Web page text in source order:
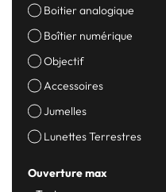
Boitier analogique
Boîtier numérique
Objectif
Accessoires
Jumelles
Lunettes Terrestres
Ouverture max